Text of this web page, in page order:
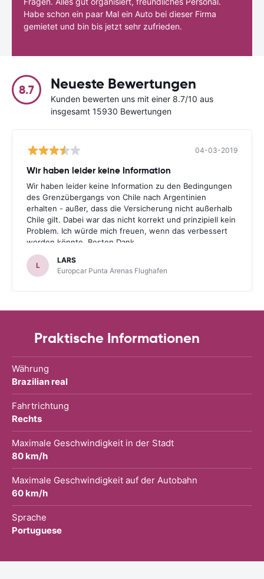
Habe schon ein paar Mal ein Auto bei dieser Firma
gemietet und bin bis jetzt sehr zufrieden.
8.7 Neueste Bewertungen
Kunden bewerten uns mit einer 8.7/10 aus
insgesamt 15930 Bewertungen
04-03-2019
Wir haben leider keine Information
Wir haben leider keine Information zu den Bedingungen
des Grenzübergangs von Chile nach Argentinien
erhalten - außer, dass die Versicherung nicht außerhalb
Chile gilt. Dabei war das nicht korrekt und prinzipiell kein
Problem. Ich würde mich freuen, wenn das verbessert
werden könnte. Besten Dank.
L
LARS
Europcar Punta Arenas Flughafen
Praktische Informationen
Währung
Brazilian real
Fahrtrichtung
Rechts
Maximale Geschwindigkeit in der Stadt
80 km/h
Maximale Geschwindigkeit auf der Autobahn
60 km/h
Sprache
Portuguese